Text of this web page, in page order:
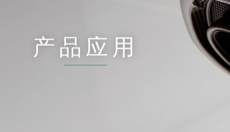
产品应用